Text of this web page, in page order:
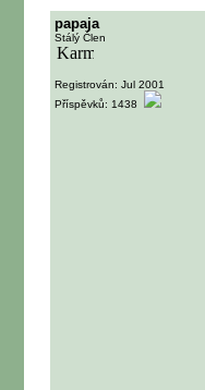
papaja
Stálý Člen
Registrován: Jul 2001
Příspěvků: 1438